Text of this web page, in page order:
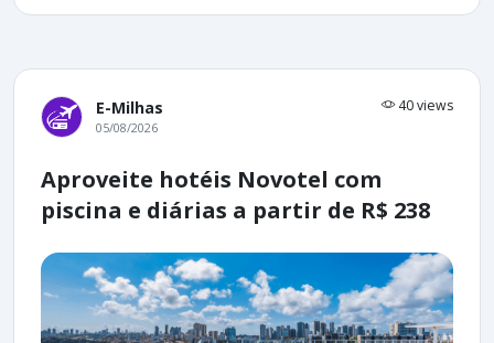
E-Milhas 40 views
05/08/2026
Aproveite hotéis Novotel com
piscina e diárias a partir de R$ 238